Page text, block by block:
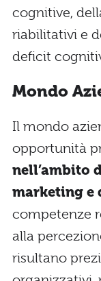
cognitive,
riabilitativi e
deficit
Mondo
Il mondo
opportunità
nell’ambito
marketing e
competenze
alla
risultano